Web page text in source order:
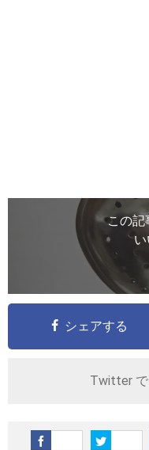
この記
シェアする
Twitter で